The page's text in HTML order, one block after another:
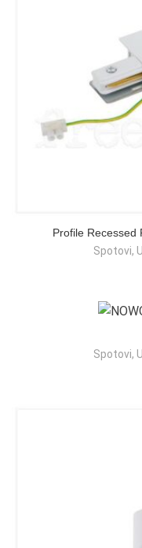
Profile Recessed
Spotovi,
Spotovi,